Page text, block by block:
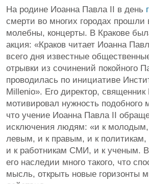
На родине Иоанна Павла II в день
смерти во многих городах прошли
молебны, концерты. В Кракове
акция: «Краков читает Иоанна
всего дня известные
отрывки из сочинений покойного
проводилась по инициативе
Millenio». Его директор,
мотивировал нужность подобного
что учение Иоанна Павла II
исключения людям: «и к
левым, и к правым, и к политикам,
и к работникам СМИ, и к ученым.
его наследии много такого, что
мысль, открыть новые горизонты